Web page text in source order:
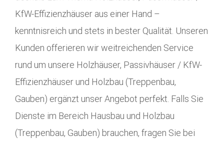
KfW-Effizienzhäuser aus einer Hand –
kenntnisreich und stets in bester Qualität. Unseren
Kunden offerieren wir weitreichenden Service
rund um unsere Holzhäuser, Passivhäuser / KfW-
Effizienzhäuser und Holzbau (Treppenbau,
Gauben) ergänzt unser Angebot perfekt. Falls Sie
Dienste im Bereich Hausbau und Holzbau
(Treppenbau, Gauben) brauchen, fragen Sie bei